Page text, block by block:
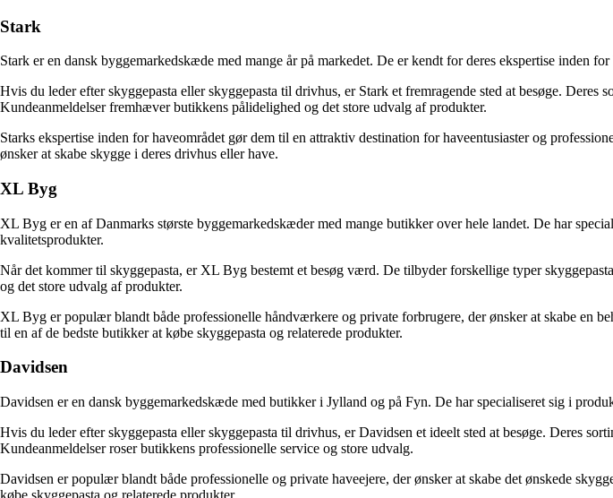
Stark
Stark er en dansk byggemarkedskæde med mange år på markedet. De er kendt for deres ekspertise
Hvis du leder efter skyggepasta eller skyggepasta til drivhus, er Stark et fremragende sted at besøge.
Kundeanmeldelser fremhæver butikkens pålidelighed og det store udvalg af produkter.
Starks ekspertise inden for haveområdet gør dem til en attraktiv destination for haveentusiaster og
ønsker at skabe skygge i deres drivhus eller have.
XL Byg
XL Byg er en af Danmarks største byggemarkedskæder med mange butikker over hele landet. De har
kvalitetsprodukter.
Når det kommer til skyggepasta, er XL Byg bestemt et besøg værd. De tilbyder forskellige typer
og det store udvalg af produkter.
XL Byg er populær blandt både professionelle håndværkere og private forbrugere, der ønsker at skabe en
til en af ​​de bedste butikker at købe skyggepasta og relaterede produkter.
Davidsen
Davidsen er en dansk byggemarkedskæde med butikker i Jylland og på Fyn. De har specialiseret sig i
Hvis du leder efter skyggepasta eller skyggepasta til drivhus, er Davidsen et ideelt sted at besøge. Deres
Kundeanmeldelser roser butikkens professionelle service og store udvalg.
Davidsen er populær blandt både professionelle og private haveejere, der ønsker at skabe det ønskede